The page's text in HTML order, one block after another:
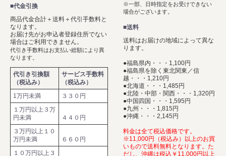
■代金引換
商品代金合計＋送料＋代引手数料と
なります。
お届け先がお申込者登録住所でない
場合はご利用できません。
代引き手数料はお支払い総額により異
なります。
代引き引換額
（税込み）
サービス手数料
（税込み）
1万円未満
３３０円
１万円以上３万
円未満
４４０円
３万円以上１０
万円未満
６６０円
１０万円以上３
※一部、日時指定をお受けできない
場合がございます。
■送料
送料はお届けの地域によって異な
ります。
●福島県内・・・1,100円
●福島県を除く東北関東／信
越・・・1,210円
●北海道・・・1,485円
●北陸・中部・関西・・・1,320円
●中国四国・・・1,595円
●九州・・・1,815円
●沖縄・・・2,145円
料金は全て税込価格です。
※11,000円（税込み）以上のお買
いもので送料無料となります。た
だし、沖縄は税込￥11,000円以上